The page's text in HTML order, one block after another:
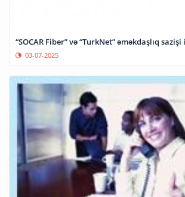
“SOCAR Fiber” və “TurkNet” əməkdaşlıq
03-07-2025